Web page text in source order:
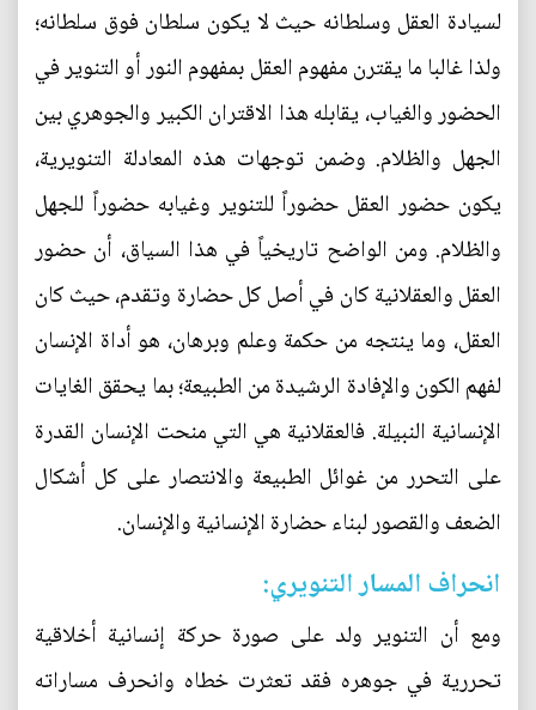
لسيادة العقل وسلطانه حيث لا يكون سلطان فوق سلطانه؛
ولذا غالبا ما يقترن مفهوم العقل بمفهوم النور أو التنوير في
الحضور والغياب، يقابله هذا الاقتران الكبير والجوهري بين
الجهل والظلام. وضمن توجهات هذه المعادلة التنويرية،
يكون حضور العقل حضوراً للتنوير وغيابه حضوراً للجهل
والظلام. ومن الواضح تاريخياً في هذا السياق، أن حضور
العقل والعقلانية كان في أصل كل حضارة وتقدم، حيث كان
العقل، وما ينتجه من حكمة وعلم وبرهان، هو أداة الإنسان
لفهم الكون والإفادة الرشيدة من الطبيعة؛ بما يحقق الغايات
الإنسانية النبيلة. فالعقلانية هي التي منحت الإنسان القدرة
على التحرر من غوائل الطبيعة والانتصار على كل أشكال
الضعف والقصور لبناء حضارة الإنسانية والإنسان.
انحراف المسار التنويري:
ومع أن التنوير ولد على صورة حركة إنسانية أخلاقية
تحررية في جوهره فقد تعثرت خطاه وانحرف مساراته